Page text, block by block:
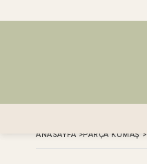
ANASAYFA >PARÇA KUMAŞ >